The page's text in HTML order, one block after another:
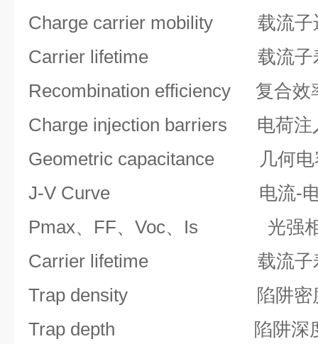
Charge carrier mobility 载流子
Carrier lifetime 载流子
Recombination efficiency 复合效
Charge injection barriers 电荷注
Geometric capacitance 几何电
J-V Curve 电流-电
Pmax、FF、Voc、Is 光强相
Carrier lifetime 载流子
Trap density 陷阱密
Trap depth 陷阱深